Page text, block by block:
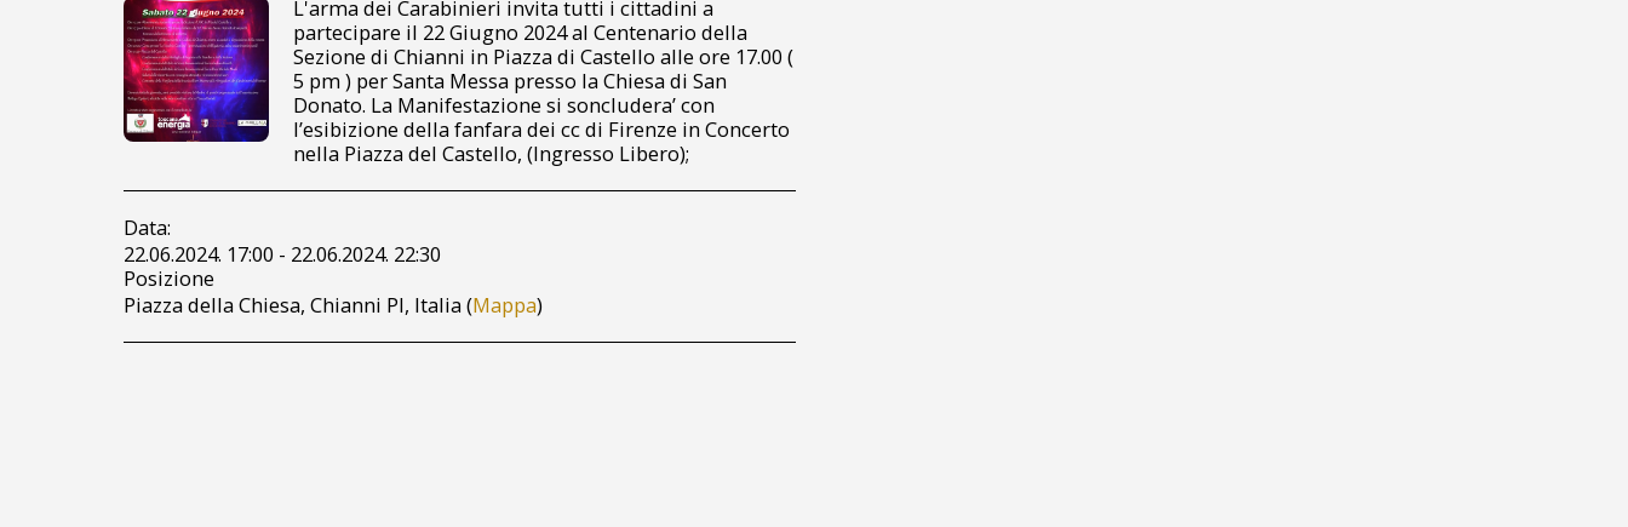
L'arma dei Carabinieri invita tutti i cittadini a
partecipare il 22 Giugno 2024 al Centenario della
Sezione di Chianni in Piazza di Castello alle ore 17.00 (
5 pm ) per Santa Messa presso la Chiesa di San
Donato. La Manifestazione si soncludera’ con
l’esibizione della fanfara dei cc di Firenze in Concerto
nella Piazza del Castello, (Ingresso Libero);
Data:
22.06.2024. 17:00 - 22.06.2024. 22:30
Posizione
Piazza della Chiesa, Chianni PI, Italia (Mappa)